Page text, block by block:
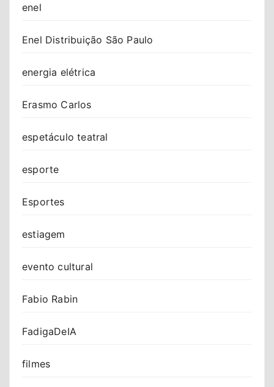
enel
Enel Distribuição São Paulo
energia elétrica
Erasmo Carlos
espetáculo teatral
esporte
Esportes
estiagem
evento cultural
Fabio Rabin
FadigaDeIA
filmes